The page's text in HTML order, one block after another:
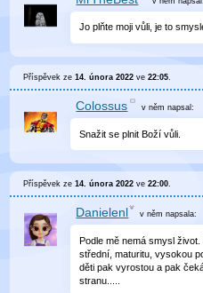
Jo plňte moji vůli, je to
Příspěvek ze14. února 2022 ve22:05.
Colossus v němnapsal:
Snažit se plnit Boží vůli.
Příspěvek ze14. února 2022 ve22:00.
Danielenl v něm napsala:
Podle mě nemá smysl
střední, maturitu, vysokou
děti pak vyrostou a pak
stranu.....